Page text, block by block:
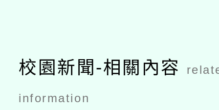
校園新聞-相關內容
information